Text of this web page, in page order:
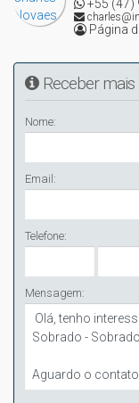
+55 (47)
Página
Receber
Nome:
Email:
Telefone:
Mensagem: